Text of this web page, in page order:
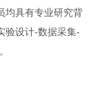
均具有专业研究背
验设计-数据采集-